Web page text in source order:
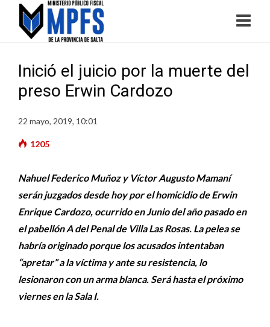
Inició el juicio por la muerte del
preso Erwin Cardozo
22 mayo, 2019, 10:01
1205
Nahuel Federico Muñoz y Víctor Augusto Mamaní
serán juzgados desde hoy por el homicidio de Erwin
Enrique Cardozo, ocurrido en Junio del año pasado en
el pabellón A del Penal de Villa Las Rosas. La pelea se
habría originado porque los acusados intentaban
“apretar” a la víctima y ante su resistencia, lo
lesionaron con un arma blanca. Será hasta el próximo
viernes en la Sala I.